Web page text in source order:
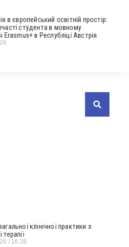
в європейський освітній простір:
студента в мовному
Erasmus+ в Республіці Австрія
клінічної практики з
терапії
16:36